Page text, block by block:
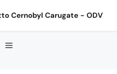
Cernobyl Carugate - ODV